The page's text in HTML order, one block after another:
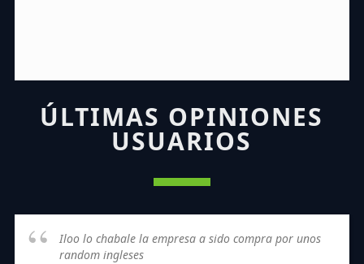
ÚLTIMAS OPINIONES
USUARIOS
Iloo lo chabale la empresa a sido compra por unos
random ingleses